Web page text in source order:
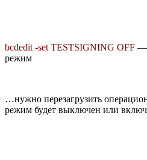
bcdedit -set TESTSIGNING OFF —
режим
…нужно перезагрузить
режим будет выключен или